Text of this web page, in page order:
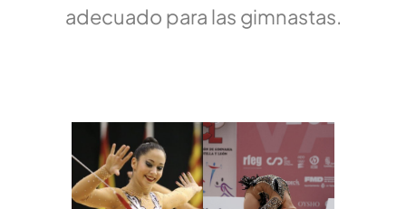
adecuado para las gimnastas.